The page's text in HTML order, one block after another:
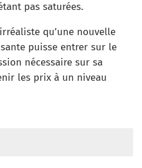
pas saturées.
qu’une nouvelle
puisse entrer sur le
nécessaire sur sa
les prix à un niveau